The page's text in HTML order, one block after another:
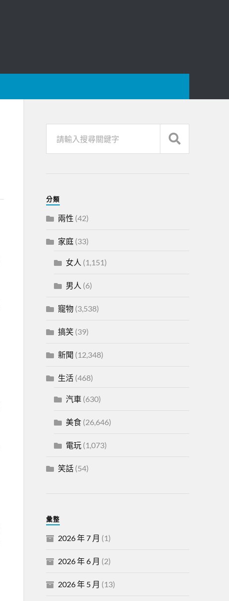
分類
兩性 (42)
家庭(33)
女人 (1,151)
男人 (6)
寵物(3,538)
搞笑(39)
新聞 (12,348)
生活(468)
汽車(630)
美食(26,646)
電玩(1,073)
笑話(54)
彙整
2026 年 7 月 (1)
2026 年 6 月 (2)
2026 年 5 月 (13)